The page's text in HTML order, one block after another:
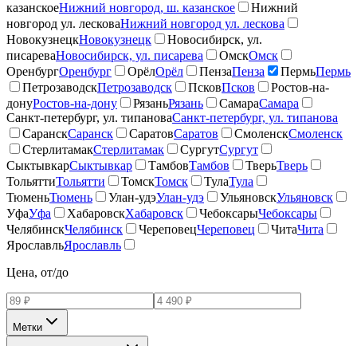
казанскоеНижний новгород, ш. казанское
Нижний
новгород ул. лесковаНижний новгород ул. лескова
НовокузнецкНовокузнецк
Новосибирск, ул.
писареваНовосибирск, ул. писарева ОмскОмск
ОренбургОренбург ОрёлОрёл ПензаПенза ПермьПермь
ПетрозаводскПетрозаводск ПсковПсков
Ростов-на-
донуРостов-на-дону РязаньРязань СамараСамара
Санкт-петербург, ул. типановаСанкт-петербург, ул. типанова
СаранскСаранск СаратовСаратов СмоленскСмоленск
СтерлитамакСтерлитамак СургутСургут
СыктывкарСыктывкар ТамбовТамбов ТверьТверь
ТольяттиТольятти ТомскТомск ТулаТула
ТюменьТюмень Улан-удэУлан-удэ УльяновскУльяновск
УфаУфа ХабаровскХабаровск ЧебоксарыЧебоксары
ЧелябинскЧелябинск ЧереповецЧереповец ЧитаЧита
ЯрославльЯрославль
Цена, от/до
Метки